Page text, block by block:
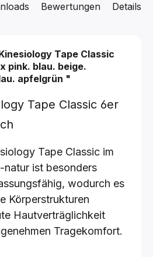
Details
Bewertungen
Tape Classic
pink. blau. beige.
apfelgrün "
Tape Classic 6er
Tape Classic im
ist besonders
wodurch es
Körperstrukturen
Hautverträglichkeit
Tragekomfort.